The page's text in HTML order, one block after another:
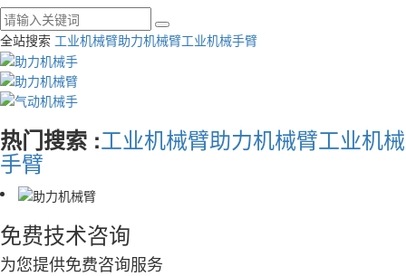
全站搜索 工业机械臂助力机械臂工业机械手臂
热门搜索 :工业机械臂助力机械臂工业机械
手臂
免费技术咨询
为您提供免费咨询服务